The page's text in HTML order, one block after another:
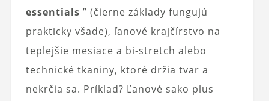
essentials ” (čierne základy fungujú
prakticky všade), ľanové krajčírstvo na
teplejšie mesiace a bi-stretch alebo
technické tkaniny, ktoré držia tvar a
nekrčia sa. Príklad? Ľanové sako plus